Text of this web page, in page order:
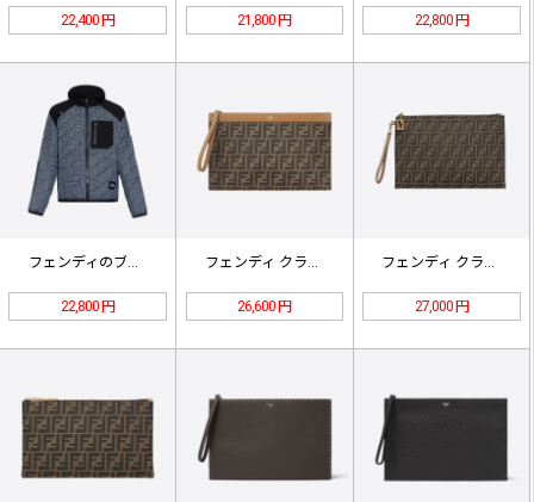
22,400 円 21,800 円 22,800 円
フェンディのブラック＆ブルーのフルプ…
22,800 円
フェンディ クラッチバッグ 7N01…
26,600 円
フェンディ クラッチバッグ 8N01…
27,000 円